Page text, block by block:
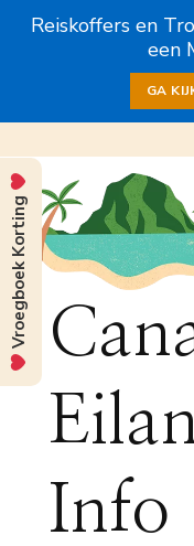
Reiskoffers en
een
GA
Info
Vroegboek Korting